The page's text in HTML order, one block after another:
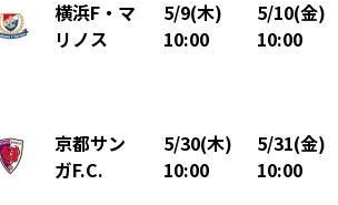
横浜F・マ
リノス
5/9(木)
10:00
5/10(金)
10:00
京都サン
ガF.C.
5/30(木)
10:00
5/31(金)
10:00